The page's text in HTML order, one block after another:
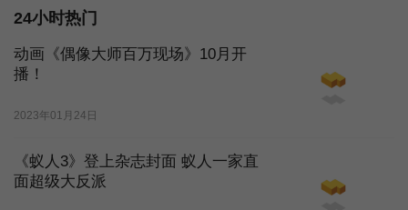
24小时热门
动画《偶像大师百万现场》10月开
播！
2023年01月24日
《蚁人3》登上杂志封面 蚁人一家直
面超级大反派